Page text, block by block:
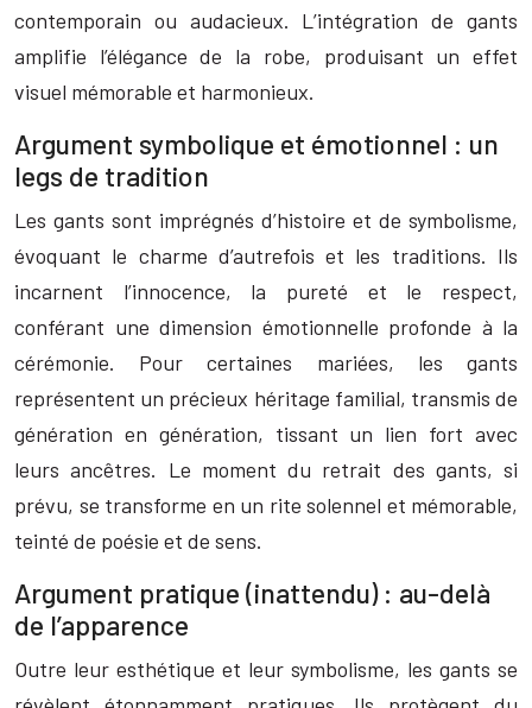
contemporain ou audacieux. L’intégration de gants
amplifie l’élégance de la robe, produisant un effet
visuel mémorable et harmonieux.
Argument symbolique et émotionnel : un
legs de tradition
Les gants sont imprégnés d’histoire et de symbolisme,
évoquant le charme d’autrefois et les traditions. Ils
incarnent l’innocence, la pureté et le respect,
conférant une dimension émotionnelle profonde à la
cérémonie. Pour certaines mariées, les gants
représentent un précieux héritage familial, transmis de
génération en génération, tissant un lien fort avec
leurs ancêtres. Le moment du retrait des gants, si
prévu, se transforme en un rite solennel et mémorable,
teinté de poésie et de sens.
Argument pratique (inattendu) : au-delà
de l’apparence
Outre leur esthétique et leur symbolisme, les gants se